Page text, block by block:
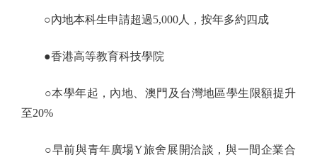
○內地本科生申請超過5,000人，按年多約四成
●香港高等教育科技學院
○本學年起，內地、澳門及台灣地區學生限額提升
至20%
○早前與青年廣場Y旅舍展開洽談，與一間企業合